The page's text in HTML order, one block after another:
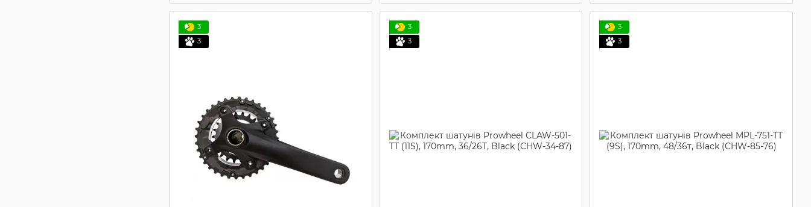
3
3
3
3
3
3